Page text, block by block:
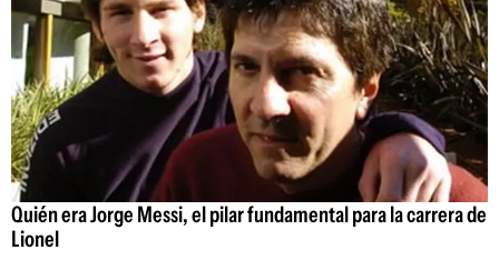
Quién era Jorge Messi, el pilar fundamental para la carrera de
Lionel